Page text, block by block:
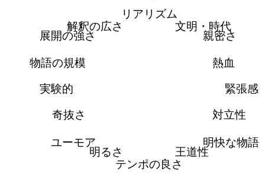
リアリズム
文明・時代
親密さ
熱血
緊張感
対立性
明快な物語
王道性
テンポの良さ
明るさ
ユーモア
奇抜さ
実験的
物語の規模
展開の強さ
解釈の広さ